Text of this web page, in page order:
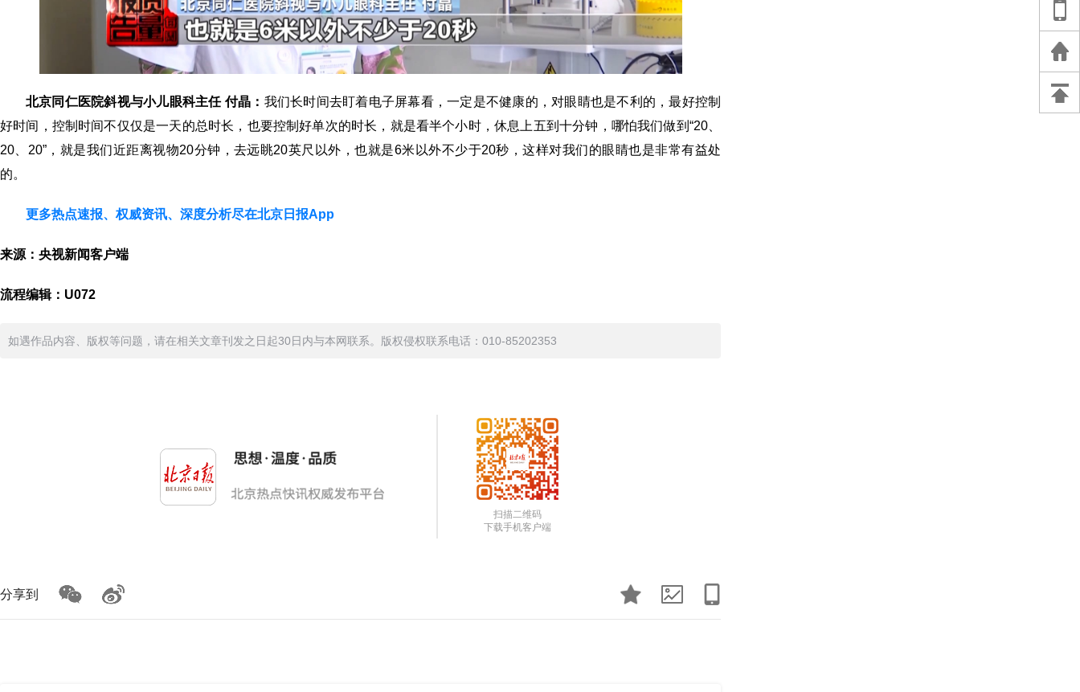
北京同仁医院斜视与小儿眼科主任 付晶： 我们长时间去盯着电子屏幕看，一定是不健康的，对眼睛也是不利的，最好控制
好时间，控制时间不仅仅是一天的总时长，也要控制好单次的时长，就是看半个小时，休息上五到十分钟，哪怕我们做到“20、
20、20”，就是我们近距离视物20分钟，去远眺20英尺以外，也就是6米以外不少于20秒，这样对我们的眼睛也是非常有益处
的。
更多热点速报、权威资讯、深度分析尽在北京日报App
来源：央视新闻客户端
流程编辑：U072
如遇作品内容、版权等问题，请在相关文章刊发之日起30日内与本网联系。版权侵权联系电话：010-85202353
扫描二维码
下载手机客户端
分享到